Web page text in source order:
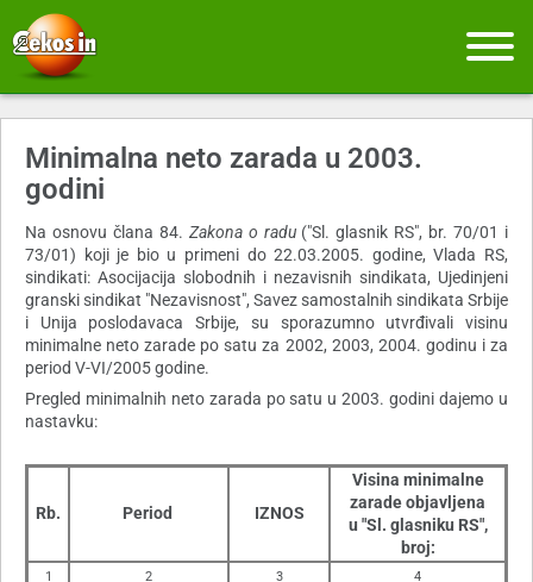
Minimalna neto zarada u 2003.
godini
Na osnovu člana 84. Zakona o radu("Sl. glasnik RS", br. 70/01 i
73/01) koji je bio u primeni do 22.03.2005. godine, Vlada RS,
sindikati: Asocijacija slobodnih i nezavisnih sindikata, Ujedinjeni
granski sindikat "Nezavisnost", Savez samostalnih sindikata Srbije
i Unija poslodavaca Srbije, su sporazumno utvrđivali visinu
minimalne neto zarade po satu za 2002, 2003, 2004. godinu i za
period V-VI/2005 godine.
Pregled minimalnih neto zarada po satu u 2003. godini dajemo u
nastavku:
Rb. Period IZNOS
Visina minimalne
zarade objavljena
u "Sl. glasniku RS",
broj:
1 2 3 4